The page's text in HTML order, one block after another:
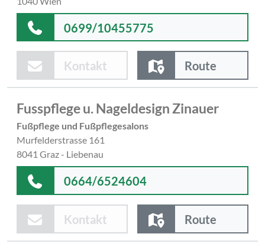
0699/10455775
Kontakt Route
Fusspflege u. Nageldesign Zinauer
Fußpflege und Fußpflegesalons
Murfelderstrasse 161
8041 Graz - Liebenau
0664/6524604
Kontakt Route